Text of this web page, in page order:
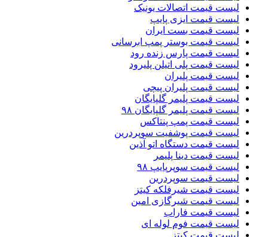
لیست قیمت اتصالات یونیک
لیست قیمت ایزی پایپ
لیست قیمت بست ایران
لیست قیمت بوستر پمپ ابرسانی
لیست قیمت پارس زنده رود
لیست قیمت پلی اتیلن پلیرود
لیست قیمت پلیران
لیست قیمت پلیران پیچی
لیست قیمت پلیمر گلپایگان
لیست قیمت پلیمر گلپایگان ۹۸
لیست قیمت پمپ پنتاکس
لیست قیمت پوشفیت سوپردرین
لیست قیمت دستگاه اتو آذین
لیست قیمت دینا پلیمر
لیست قیمت سوپرپایپ ۹۸
لیست قیمت سوپردرین
لیست قیمت شیرفلکه کیتز
لیست قیمت شیرگازی امین
لیست قیمت فاراب
لیست قیمت فوم لوله ای
لیست قیمت کیتز